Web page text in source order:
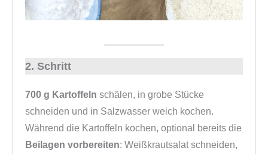
2. Schritt
700 g Kartoffeln schälen, in grobe Stücke
schneiden und in Salzwasser weich kochen.
Während die Kartoffeln kochen, optional bereits die
Beilagen vorbereiten: Weißkrautsalat schneiden,